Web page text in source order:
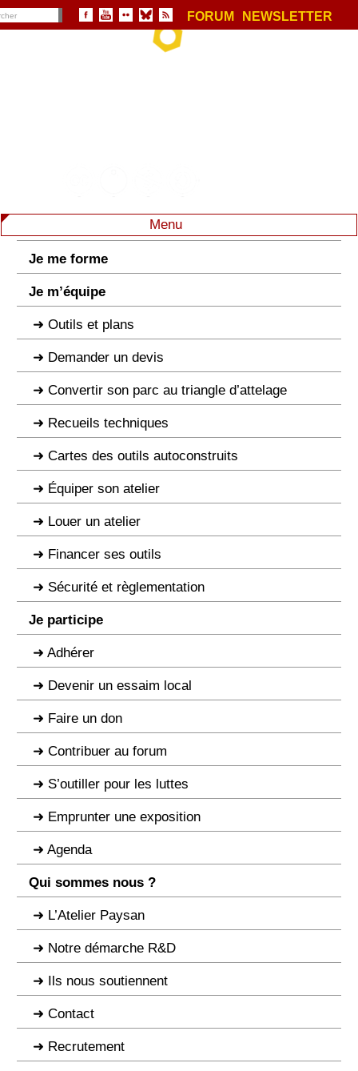
FORUM NEWSLETTER
Menu
Je me forme
Je m’équipe
Outils et plans
Demander un devis
Convertir son parc au triangle d’attelage
Recueils techniques
Cartes des outils autoconstruits
Équiper son atelier
Louer un atelier
Financer ses outils
Sécurité et règlementation
Je participe
Adhérer
Devenir un essaim local
Faire un don
Contribuer au forum
S’outiller pour les luttes
Emprunter une exposition
Agenda
Qui sommes nous ?
L’Atelier Paysan
Notre démarche R&D
Ils nous soutiennent
Contact
Recrutement